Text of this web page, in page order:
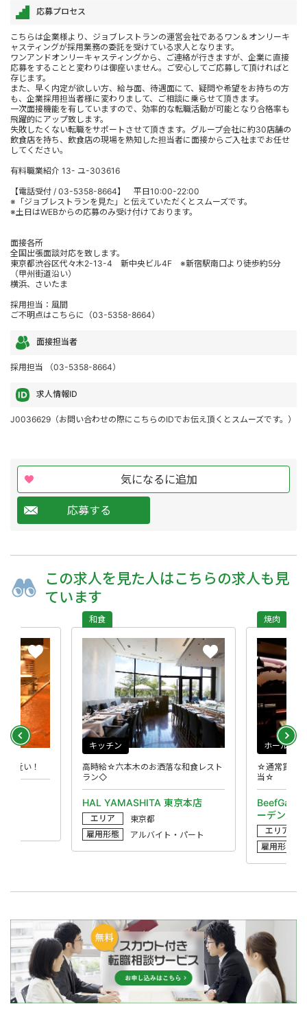
応募プロセス
こちらは企業様より、ジョブレストランの運営会社であるワン＆オンリーキ
ャスティングが採用業務の委託を受けている求人となります。
ワンアンドオンリーキャスティングから、ご連絡が行きますが、企業に直接
応募をすることと変わりは御座いません。ご安心してご応募して頂ければと
存じます。
また、早く内定が欲しい方、給与面、待遇面にて、疑問や希望をお持ちの方
も、企業採用担当者様に変わりまして、ご相談に乗らせて頂きます。
一次面接機能を有していますので、効率的な転職活動が可能となり合格率も
飛躍的にアップ致します。
失敗したくない転職をサポートさせて頂きます。グループ会社に約30店舗の
飲食店を持ち、飲食店の現場を熟知した担当者に面接からご入社までお任せ
してください。
有料職業紹介 13- ユ-303616
【電話受付 / 03-5358-8664】 平日10:00-22:00
※「ジョブレストランを見た」と伝えていただくとスムーズです。
※土日はWEBからの応募のみ受け付けております。
面接各所
全国出張面談対応を致します。
東京都渋谷区代々木2-13-4 新中央ビル4F ※新宿駅南口より徒歩約5分
（甲州街道沿い）
横浜、さいたま
採用担当：風間
ご不明点はこちらに（03-5358-8664）
面接担当者
採用担当 （03-5358-8664）
求人情報ID
J0036629（お問い合わせの際にこちらのIDでお伝え頂くとスムーズです。）
気になるに追加
応募する
この求人を 見た人はこちらの求人も 見
ています
ら近い！
HAL YAMASHITA 東京本店
高時給☆六本木のお洒落な和食レスト
ラン◇
和食
キッチン
エリア
東京都
雇用形態
アルバイト・パート
ーデン）
☆通常賞与
当☆
焼肉
ホール
エリア
雇用形態